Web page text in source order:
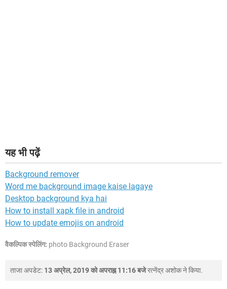
यह भी पढ़ें
Background remover
Word me background image kaise lagaye
Desktop background kya hai
How to install xapk file in android
How to update emojis on android
वैकल्पिक स्पेलिंग: photo Background Eraser
ताजा अपडेट: 13 अप्रेल, 2019 को अपराह्न 11:16 बजेरत्नेंद्र अशोकने किया.